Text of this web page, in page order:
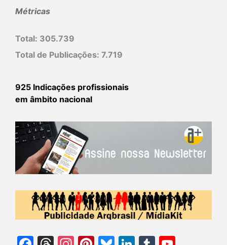
Métricas
Total: 305.739
Total de Publicações: 7.719
925 Indicações profissionais
em âmbito nacional